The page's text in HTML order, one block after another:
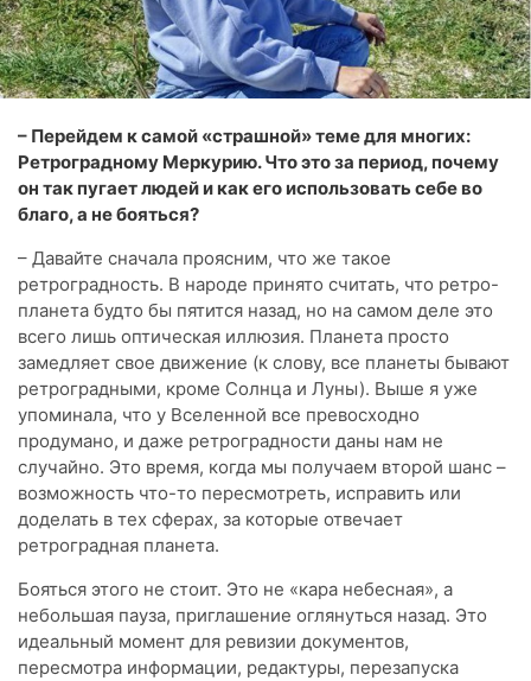
– Перейдем к самой «страшной» теме для многих:
Ретроградному Меркурию. Что это за период, почему
он так пугает людей и как его использовать себе во
благо, а не бояться?
– Давайте сначала проясним, что же такое
ретроградность. В народе принято считать, что ретро-
планета будто бы пятится назад, но на самом деле это
всего лишь оптическая иллюзия. Планета просто
замедляет свое движение (к слову, все планеты бывают
ретроградными, кроме Солнца и Луны). Выше я уже
упоминала, что у Вселенной все превосходно
продумано, и даже ретроградности даны нам не
случайно. Это время, когда мы получаем второй шанс –
возможность что-то пересмотреть, исправить или
доделать в тех сферах, за которые отвечает
ретроградная планета.
Бояться этого не стоит. Это не «кара небесная», а
небольшая пауза, приглашение оглянуться назад. Это
идеальный момент для ревизии документов,
пересмотра информации, редактуры, перезапуска